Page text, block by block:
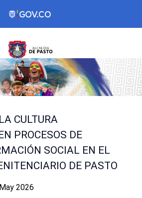
CULTURA
PROCESOS DE
SOCIAL EN EL
DE PASTO
2026